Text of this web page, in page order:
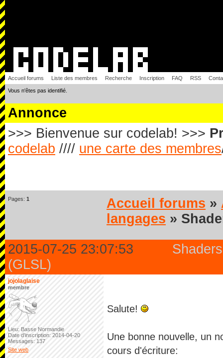
Accueil forums Liste des membres Recherche Inscription FAQ RSS
Vous n'êtes pas identifié.
Annonce
>>> Bienvenue sur codelab! >>>
codelab //// une carte des membres
Pages: 1 Accueil forums »
langages »
2015-07-25 23:07:53
(GLSL)
jojolaglaise
membre
Lieu: Basse Normandie
Date d'inscription: 2014-04-20
Messages: 137
Site web
Salute!
Une bonne nouvelle, un
cours d'écriture: